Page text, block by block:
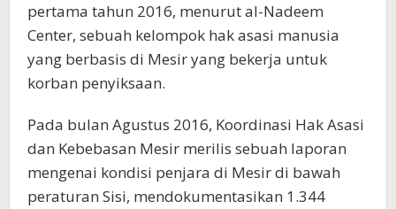
pertama tahun 2016, menurut al-Nadeem
Center, sebuah kelompok hak asasi manusia
yang berbasis di Mesir yang bekerja untuk
korban penyiksaan.
Pada bulan Agustus 2016, Koordinasi Hak Asasi
dan Kebebasan Mesir merilis sebuah laporan
mengenai kondisi penjara di Mesir di bawah
peraturan Sisi, mendokumentasikan 1.344